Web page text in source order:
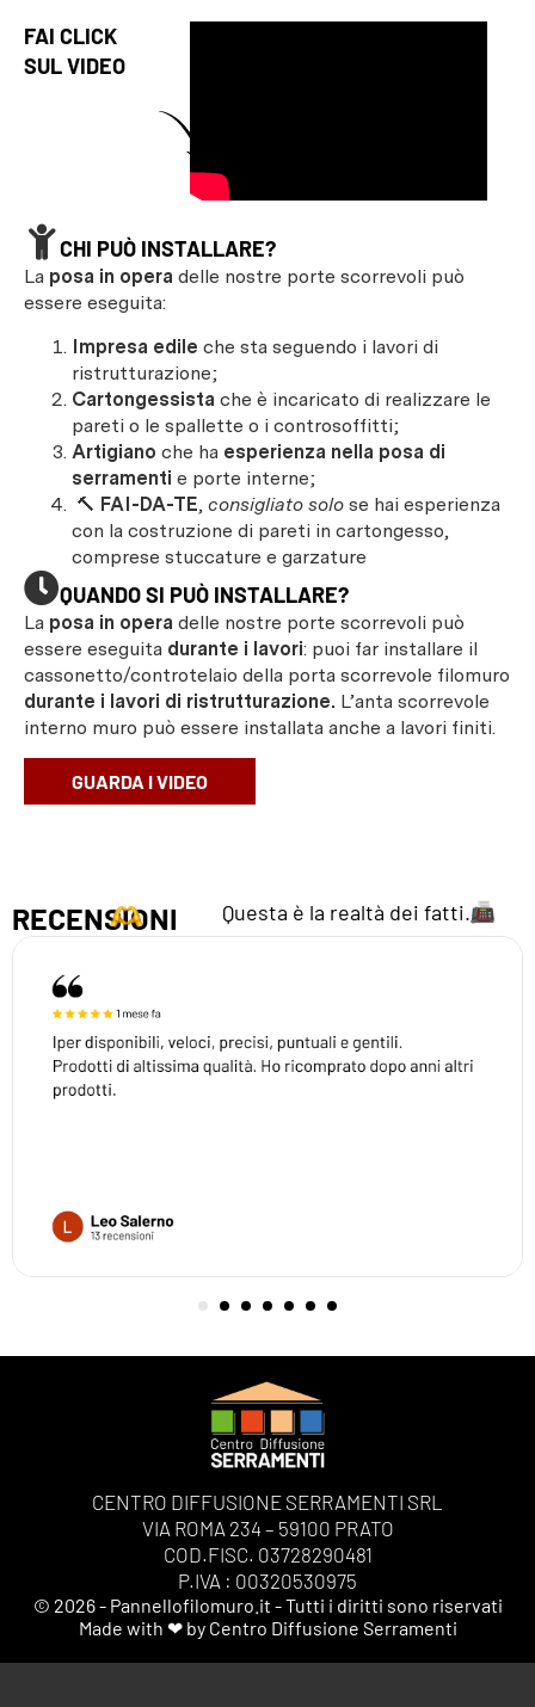
FAI CLICK
SUL VIDEO
CHI PUÒ INSTALLARE?
La posa in opera delle nostre porte scorrevoli può
essere eseguita:
Impresa edile che sta seguendo i lavori di
ristrutturazione;
Cartongessista che è incaricato di realizzare le
pareti o le spallette o i controsoffitti;
Artigiano che ha esperienza nella posa di
serramenti e porte interne;
🔨 FAI-DA-TE, consigliato solo se hai esperienza
con la costruzione di pareti in cartongesso,
comprese stuccature e garzature
QUANDO SI PUÒ INSTALLARE?
La posa in opera delle nostre porte scorrevoli può
essere eseguita durante i lavori: puoi far installare il
cassonetto/controtelaio della porta scorrevole filomuro
durante i lavori di ristrutturazione. L’anta scorrevole
interno muro può essere installata anche a lavori finiti.
GUARDA I VIDEO
RECENSIONI Questa è la realtà dei fatti.
CENTRO DIFFUSIONE SERRAMENTI SRL
VIA ROMA 234 – 59100 PRATO
COD.FISC. 03728290481
P.IVA : 00320530975
© 2026 - Pannellofilomuro.it - Tutti i diritti sono riservati
Made with ❤ by Centro Diffusione Serramenti